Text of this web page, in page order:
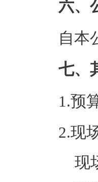
六、
自本
七、
1.预
2.现
现